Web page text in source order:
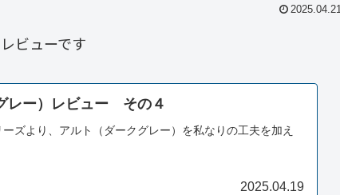
2025.04.21
ビューです
レー）レビュー その４
ズより、アルト（ダークグレー）を私なりの工夫を加え
2025.04.19